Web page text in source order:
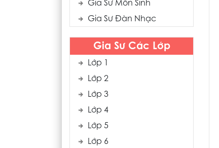
Gia Sư Môn Sinh
Gia Sư Đàn Nhạc
Gia Sư Các Lớp
Lớp 1
Lớp 2
Lớp 3
Lớp 4
Lớp 5
Lớp 6